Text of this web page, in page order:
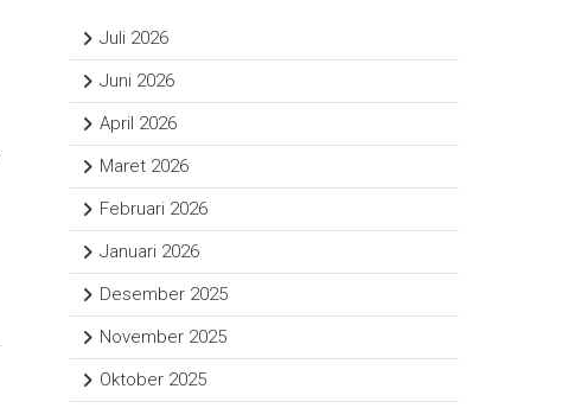
Juli 2026
Juni 2026
April 2026
Maret 2026
Februari 2026
Januari 2026
Desember 2025
November 2025
Oktober 2025